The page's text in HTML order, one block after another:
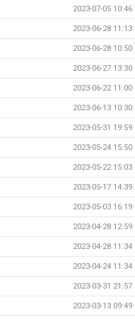
2023-07-05 10:46
2023-06-28 11:13
2023-06-28 10:50
2023-06-27 13:30
2023-06-22 11:00
2023-06-13 10:30
2023-05-31 19:59
2023-05-24 15:50
2023-05-22 15:03
2023-05-17 14:39
2023-05-03 16:19
2023-04-28 12:59
2023-04-28 11:34
2023-04-24 11:34
2023-03-31 21:57
2023-03-13 09:49